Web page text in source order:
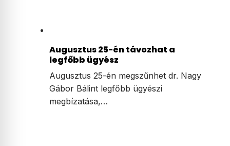
Augusztus 25-én távozhat a
legfőbb ügyész
Augusztus 25-én megszűnhet dr. Nagy
Gábor Bálint legfőbb ügyészi
megbízatása,…